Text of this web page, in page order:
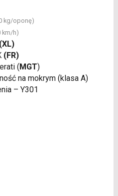
kg/oponę)
km/h)
(XL)
(FR)
(MGT)
na mokrym (klasa A)
– Y301